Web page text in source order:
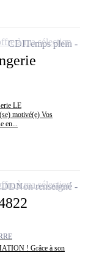
LE
motivé(e) Vos
en...
CDITemps plein
à ma sélection
! Grâce à son
Non renseigné
à ma sélection